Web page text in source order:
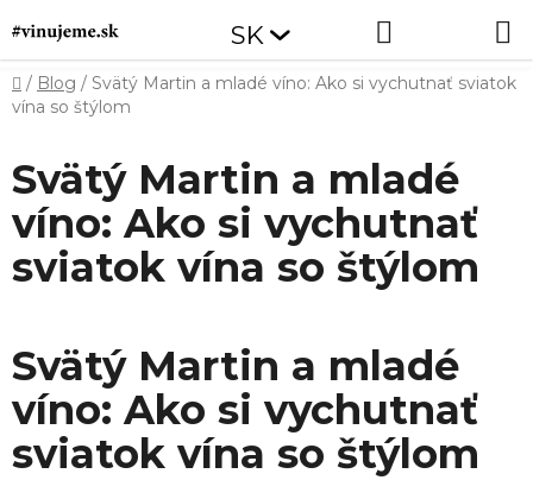
na
obsah
SK
KOŠÍK
Domov
/ Blog / Svätý Martin a mladé víno: Ako si vychutnať sviatok
vína so štýlom
Svätý Martin a mladé
víno: Ako si vychutnať
sviatok vína so štýlom
Svätý Martin a mladé
víno: Ako si vychutnať
sviatok vína so štýlom